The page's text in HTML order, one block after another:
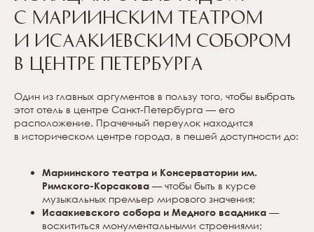
с Мариинским театром
и Исаакиевским собором
в центре Петербурга
Один из главных аргументов в пользу того, чтобы выбрать
этот отель в центре Санкт-Петербурга — его
расположение. Прачечный переулок находится
в историческом центре города, в пешей доступности до:
Мариинского театра и Консерватории им.
Римского-Корсакова — чтобы быть в курсе
музыкальных премьер мирового значения;
Исаакиевского собора и Медного всадника —
восхититься монументальными строениями;